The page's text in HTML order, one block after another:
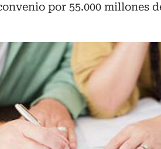
por 55.000 millones